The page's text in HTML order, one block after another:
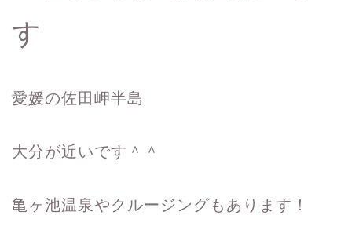
す
愛媛の佐田岬半島
大分が近いです＾＾
亀ヶ池温泉やクルージングもあります！